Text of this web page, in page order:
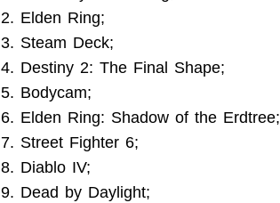
2. Elden Ring;
3. Steam Deck;
4. Destiny 2: The Final Shape;
5. Bodycam;
6. Elden Ring: Shadow of the Erdtree;
7. Street Fighter 6;
8. Diablo IV;
9. Dead by Daylight;